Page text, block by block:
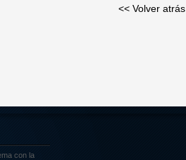
<< Volver atrás
con la